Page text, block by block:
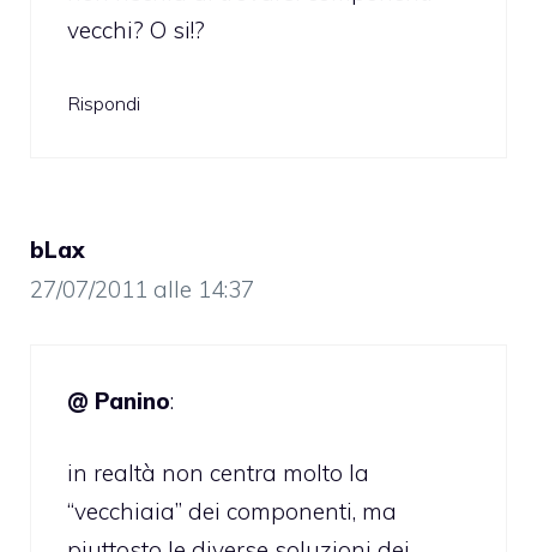
vecchi? O si!?
Rispondi
bLax
27/07/2011 alle 14:37
@ Panino:
in realtà non centra molto la
“vecchiaia” dei componenti, ma